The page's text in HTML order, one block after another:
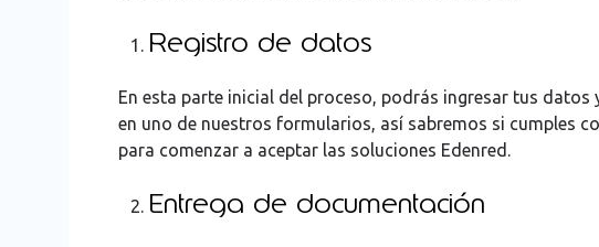
Registro de datos
En esta parte inicial del proceso, podrás ingresar tus datos
en uno de nuestros formularios, así sabremos si cumples
para comenzar a aceptar las soluciones Edenred.
Entrega de documentación